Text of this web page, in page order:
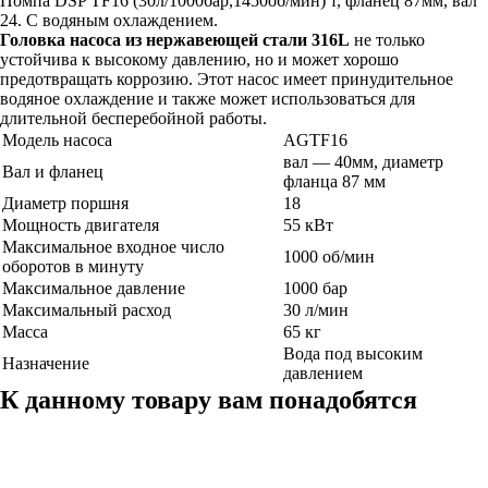
24. С водяным охлаждением.
Головка насоса из нержавеющей стали 316L не только
устойчива к высокому давлению, но и может хорошо
предотвращать коррозию. Этот насос имеет принудительное
водяное охлаждение и также может использоваться для
длительной бесперебойной работы.
Модель насоса
AGTF16
Вал и фланец
вал — 40мм, диаметр
фланца 87 мм
Диаметр поршня
18
Мощность двигателя
55 кВт
Максимальное входное число
оборотов в минуту
1000 об/мин
Максимальное давление
1000 бар
Максимальный расход
30 л/мин
Масса
65 кг
Назначение
Вода под высоким
давлением
К данному товару вам понадобятся